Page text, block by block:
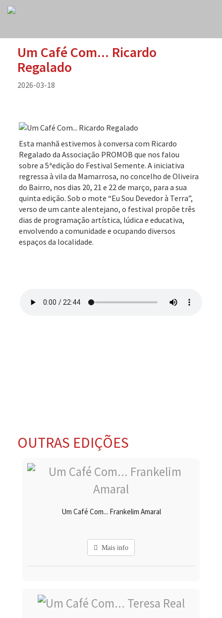
Um Café Com... Ricardo
Regalado
2026-03-18
Esta manhã estivemos à conversa com Ricardo
Regalado da Associação PROMOB que nos falou
sobre a 5ªedição do Festival Semente. A iniciativa
regressa à vila da Mamarrosa, no concelho de Oliveira
do Bairro, nos dias 20, 21 e 22 de março, para a sua
quinta edição. Sob o mote “Eu Sou Devedor à Terra”,
verso de um cante alentejano, o festival propõe três
dias de programação artística, lúdica e educativa,
envolvendo a comunidade e ocupando diversos
espaços da localidade.
OUTRAS EDIÇÕES
Um Café Com... Frankelim Amaral
Mais info